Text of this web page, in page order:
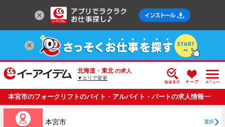
北海道・東北 の求人
▼エリア変更
本宮市のフォークリフトのバイト・アルバイト・パートの求人情報一
覧
本宮市 選択